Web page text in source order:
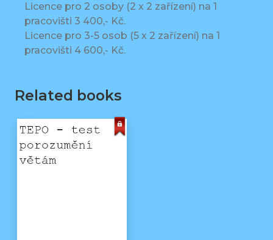
Licence pro 2 osoby (2 x 2 zařízení) na 1
pracovišti 3 400,- Kč.
Licence pro 3-5 osob (5 x 2 zařízení) na 1
pracovišti 4 600,- Kč.
Related books